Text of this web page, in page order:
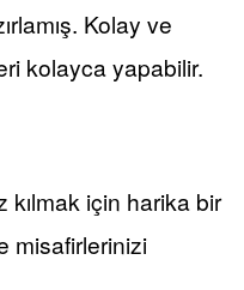
Kolay ve
kolayca yapabilir.
kılmak için harika bir
misafirlerinizi